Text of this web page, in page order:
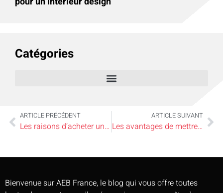
Catégories
ARTICLE PRÉCÉDENT
Les raisons d’acheter une cheminée au bioéthanol
ARTICLE SUIVANT
Les avantages de mettre un jacuzzi à la maison
Bienvenue sur AEB France, le blog qui vous offre toutes